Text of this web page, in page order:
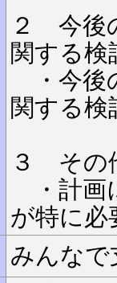
２ 今後
関する検
・ 今後
関する検
３ その
・計画
が特に必
みんなで